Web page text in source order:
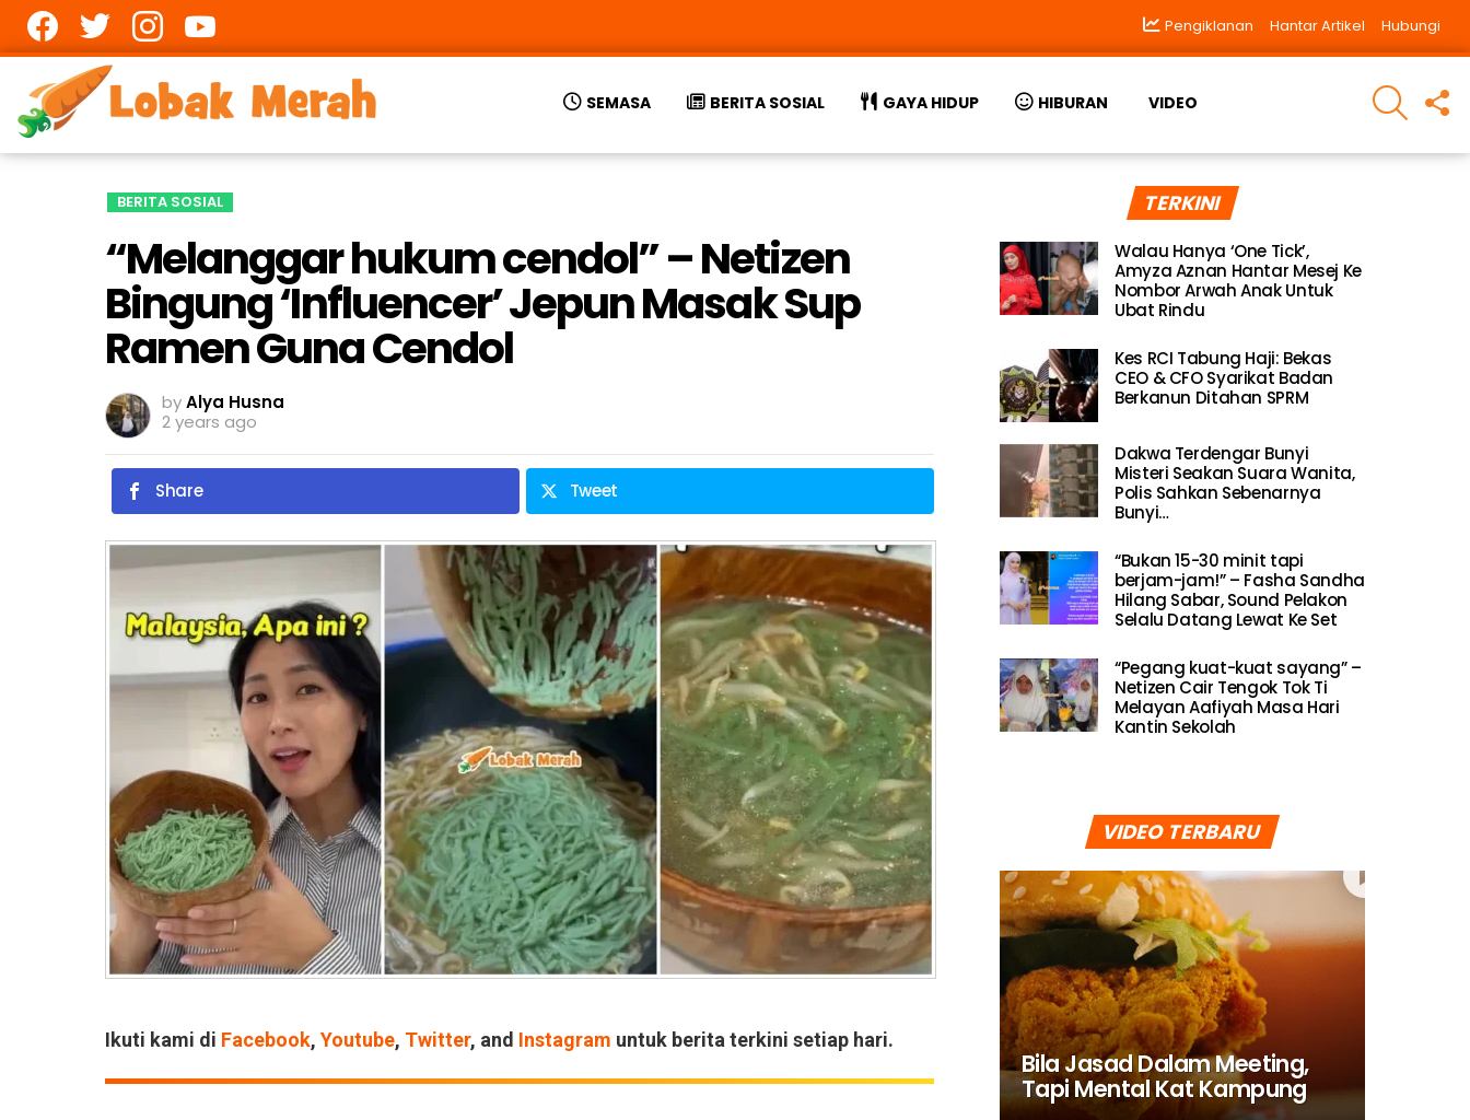
Pengiklanan Hantar Artikel Hubungi
SEMASA BERITA SOSIAL GAYA HIDUP HIBURAN VIDEO
SEARCH
BERITA SOSIAL
“Melanggar hukum cendol” – Netizen
Bingung ‘Influencer’ Jepun Masak Sup
Ramen Guna Cendol
byAlya Husna
2 years ago
Share Tweet
Ikuti kami di Facebook, Youtube, Twitter, and Instagram untuk berita terkini setiap hari.
TERKINI
Walau Hanya ‘One Tick’,
Amyza Aznan Hantar Mesej Ke
Nombor Arwah Anak Untuk
Ubat Rindu
Kes RCI Tabung Haji: Bekas
CEO & CFO Syarikat Badan
Berkanun Ditahan SPRM
Dakwa Terdengar Bunyi
Misteri Seakan Suara Wanita,
Polis Sahkan Sebenarnya
Bunyi…
“Bukan 15-30 minit tapi
berjam-jam!” – Fasha Sandha
Hilang Sabar, Sound Pelakon
Selalu Datang Lewat Ke Set
“Pegang kuat-kuat sayang” –
Netizen Cair Tengok Tok Ti
Melayan Aafiyah Masa Hari
Kantin Sekolah
VIDEO TERBARU
Bila Jasad Dalam Meeting,
Tapi Mental Kat Kampung